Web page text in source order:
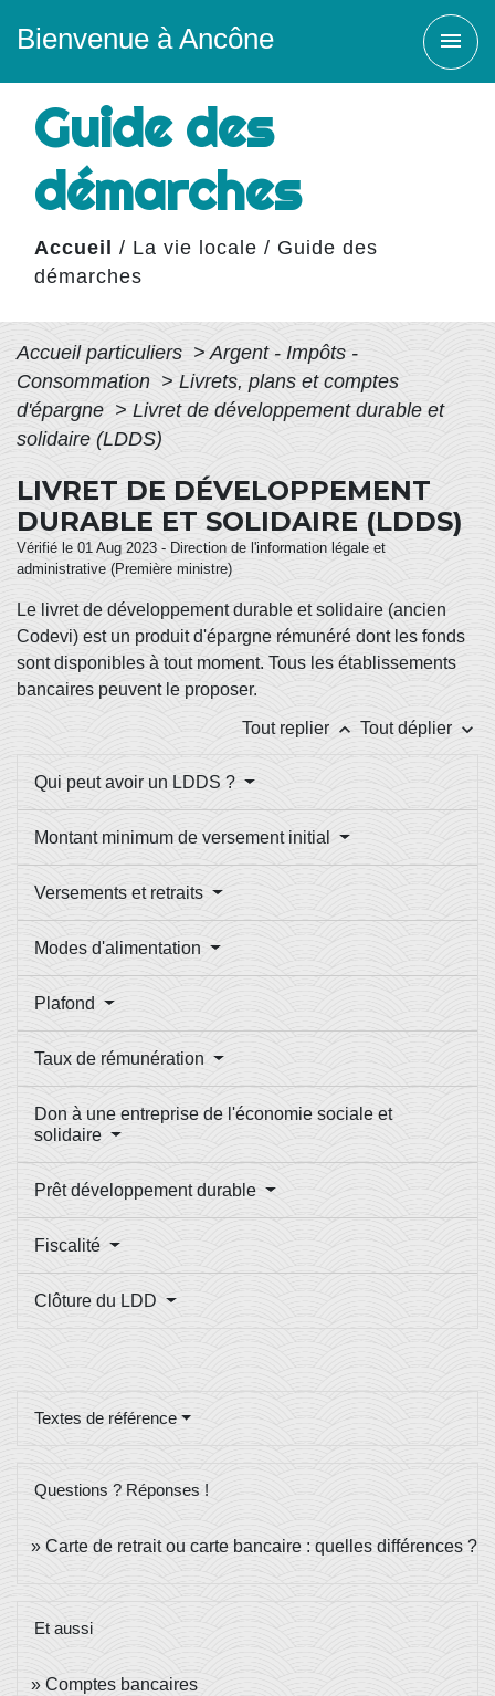
Bienvenue à Ancône menu
Guide des
démarches
Accueil / La vie locale / Guide des
démarches
Accueil particuliers > Argent - Impôts -
Consommation > Livrets, plans et comptes
d'épargne > Livret de développement durable et
solidaire (LDDS)
LIVRET DE DÉVELOPPEMENT
DURABLE ET SOLIDAIRE (LDDS)
Vérifié le 01 Aug 2023 - Direction de l'information légale et
administrative (Première ministre)
Le livret de développement durable et solidaire (ancien
Codevi) est un produit d'épargne rémunéré dont les fonds
sont disponibles à tout moment. Tous les établissements
bancaires peuvent le proposer.
Tout replier keyboard_arrow_up Tout déplier keyboard_arrow_down
Qui peut avoir un LDDS ?
Montant minimum de versement initial
Versements et retraits
Modes d'alimentation
Plafond
Taux de rémunération
Don à une entreprise de l'économie sociale et
solidaire
Prêt développement durable
Fiscalité
Clôture du LDD
Textes de référence
Questions ? Réponses !
Carte de retrait ou carte bancaire : quelles différences ?
Et aussi
Comptes bancaires